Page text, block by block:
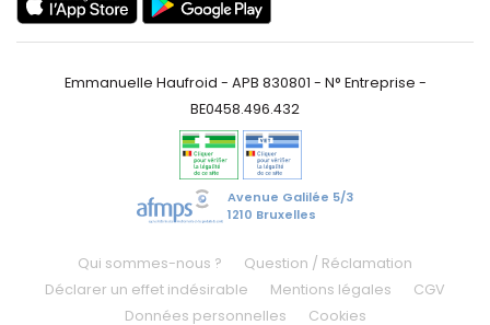
Emmanuelle Haufroid - APB 830801 - N° Entreprise -
BE0458.496.432
Avenue Galilée 5/3
1210 Bruxelles
Qui sommes-nous ?
Question / Réclamation
Déclarer un effet indésirable
Mentions légales
CGV
Données personnelles
Cookies